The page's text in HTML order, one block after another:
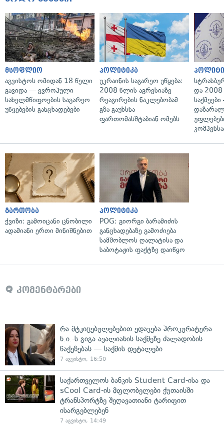
მსოფლიო
აგვისტოს ომიდან 18 წელი
გავიდა — ევროპული
სახელმწიფოების საგარეო
უწყებების განცხადებები
პოლიტიკა
უკრაინის საგარეო უწყება:
2008 წლის აგრესიაზე
რეაგირების ნაკლებობამ
გზა გაუხსნა
ფართომასშტაბიან ომებს
და 2008
გართობა
ქვიზი: გამოიცანი ცნობილი
ადამიანი ერთი მინიშნებით
პოლიტიკა
POG: გიორგი ბარამიძის
განცხადებაზე გამოძიება
სამშობლოს ღალატისა და
საბოტაჟის ფაქტზე დაიწყო
კომენტარები
რა მტკიცებულებებით ედავება პროკურატურა
ნ.ი.-ს გიგა ავალიანის საქმეზე ძალადობის
წაქეზებას — საქმის დეტალები
7 აგვისტო, 16:50
საქართველოს ბანკის Student Card-ისა და
sCool Card-ის მფლობელები ქუთაისში
ტრანსპორტზე შეღავათიანი ტარიფით
ისარგებლებენ
7 აგვისტო, 14:49